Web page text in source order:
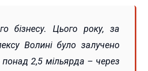
бізнесу. Цього року, за
Волині було залучено
2,5 мільярда – через